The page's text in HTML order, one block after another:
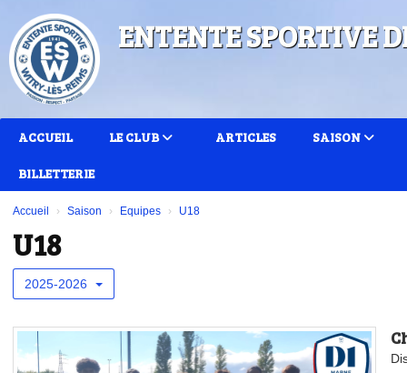
ENTENTE SPORTIVE
ACCUEIL LE CLUB ARTICLES SAISON
BILLETTERIE
Accueil Saison Equipes U18
U18
2025-2026